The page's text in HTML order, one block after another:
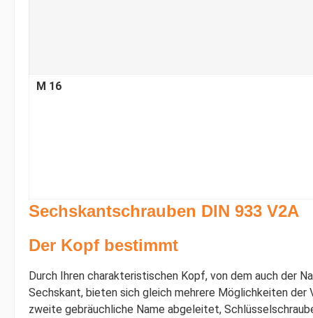
M 16
Sechskantschrauben DIN 933 V2A
Der Kopf bestimmt
Durch Ihren charakteristischen Kopf, von dem auch der
Sechskant, bieten sich gleich mehrere Möglichkeiten der
zweite gebräuchliche Name abgeleitet,